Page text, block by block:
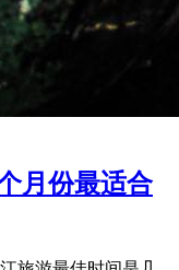
月份最适合